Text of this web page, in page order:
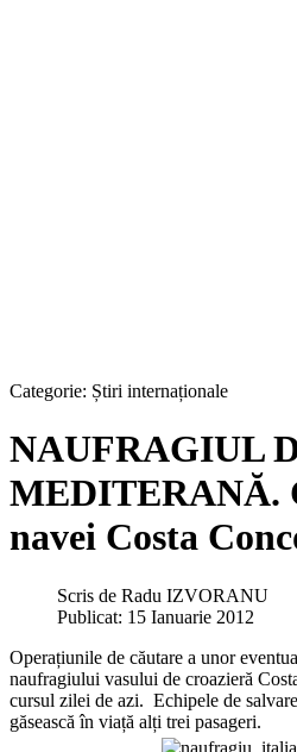
Categorie: Știri internaționale
NAUFRAGIUL
MEDITERANĂ.
navei Costa
Scris de Radu IZVORANU
Publicat: 15 Ianuarie 2012
Operațiunile de căutare a unor
naufragiului vasului de croazieră
cursul zilei de azi. Echipele de
găsească în viață alți trei pasageri.